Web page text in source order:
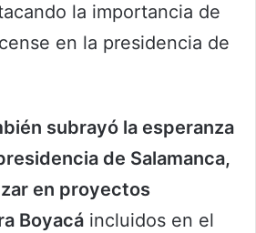
la importancia de
en la presidencia de
subrayó la esperanza
de Salamanca,
en proyectos
Boyacá incluidos en el